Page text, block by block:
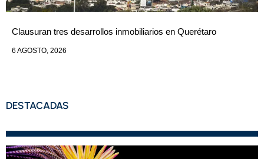
Clausuran tres desarrollos inmobiliarios en Querétaro
6 AGOSTO, 2026
DESTACADAS